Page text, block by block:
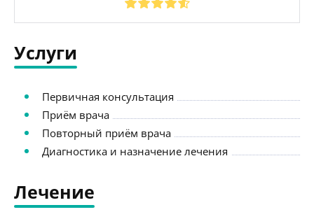
Услуги
Первичная консультация
Приём врача
Повторный приём врача
Диагностика и назначение лечения
Лечение